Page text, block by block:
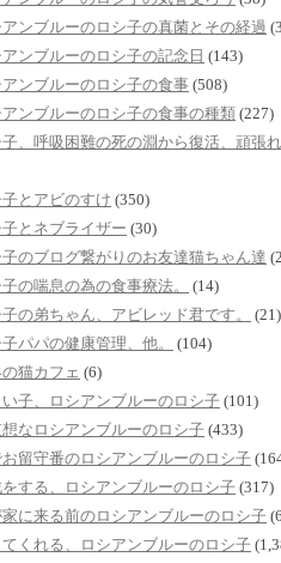
ンブルーのロシ子の真菌とその経過
ンブルーのロシ子の記念日 (143)
ンブルーのロシ子の食事 (508)
ンブルーのロシ子の食事の種類 (227)
、呼吸困難の死の淵から復活、頑張れ
とアビのすけ (350)
とネブライザー (30)
のブログ繋がりのお友達猫ちゃん達
の喘息の為の食事療法。
(14)
の弟ちゃん、アビレッド君です。
(21)
パパの健康管理、他。
(104)
猫カフェ (6)
子、ロシアンブルーのロシ子 (101)
なロシアンブルーのロシ子 (433)
留守番のロシアンブルーのロシ子
する、ロシアンブルーのロシ子 (317)
に来る前のロシアンブルーのロシ子
くれる、ロシアンブルーのロシ子